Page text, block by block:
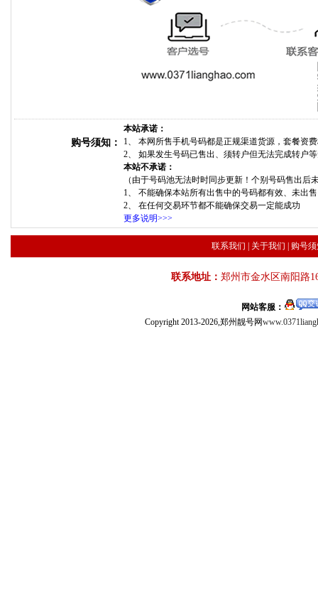
购号须知：
本站承诺：
1、 本网所售手机号码都是正规渠道货源，套餐资
2、 如果发生号码已售出、须转户但无法完成转户
本站不承诺：
（由于号码池无法时时同步更新！个别号码售出
1、 不能确保本站所有出售中的号码都有效、未出
2、 在任何交易环节都不能确保交易一定能成功
更多说明>>>
联系我们 关于我们 购号
联系地址： 郑州市金水区南阳路
网站客服：
Copyright 2013-2026,郑州靓号网